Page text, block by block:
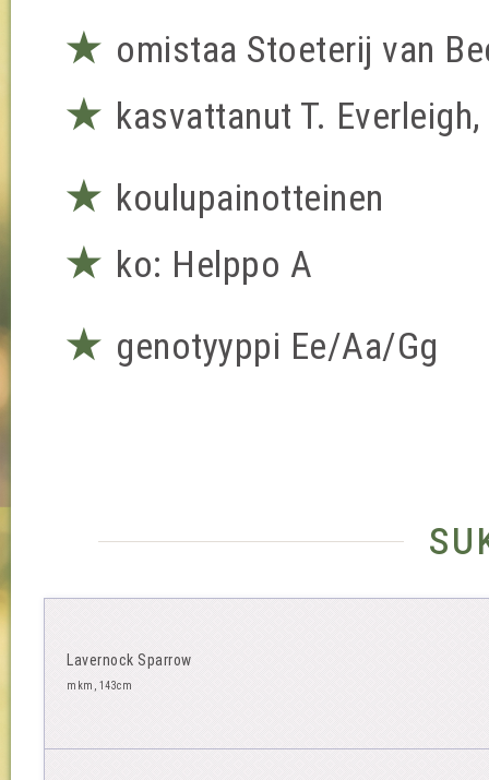
★ omistaa Stoeterij van
★ kasvattanut T.
★ koulupainotteinen
★ ko: Helppo A
★ genotyyppi Ee/Aa/Gg
Lavernock Sparrow
mkm, 143cm